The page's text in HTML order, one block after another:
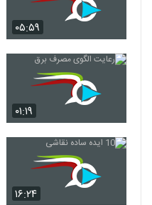
۰۵:۵۹
۰۱:۱۹
۱۶:۲۴